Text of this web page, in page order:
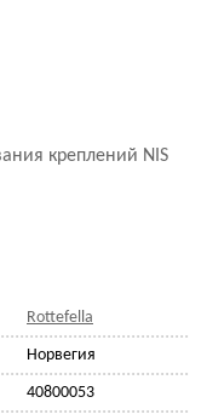
креплений NIS
Rottefella
Норвегия
40800053